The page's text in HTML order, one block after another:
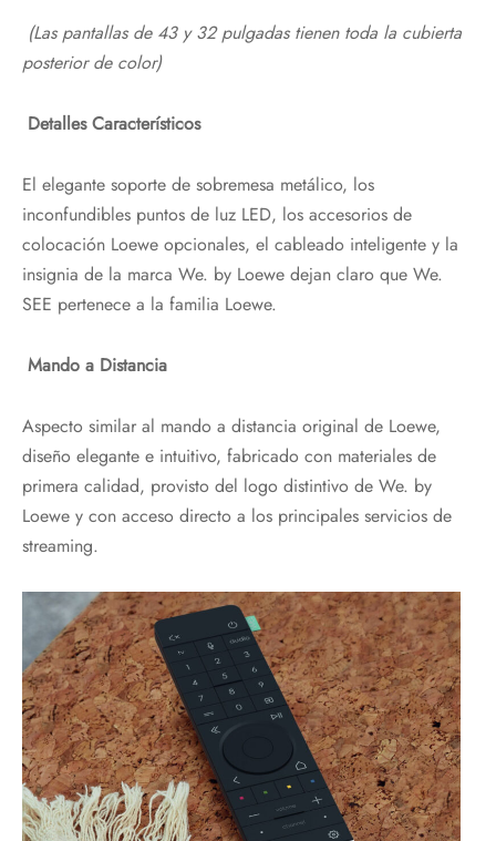
(Las pantallas de 43 y 32 pulgadas tienen toda la cubierta
posterior de color)
Detalles Característicos
El elegante soporte de sobremesa metálico, los
inconfundibles puntos de luz LED, los accesorios de
colocación Loewe opcionales, el cableado inteligente y la
insignia de la marca We. by Loewe dejan claro que We.
SEE pertenece a la familia Loewe.
Mando a Distancia
Aspecto similar al mando a distancia original de Loewe,
diseño elegante e intuitivo, fabricado con materiales de
primera calidad, provisto del logo distintivo de We. by
Loewe y con acceso directo a los principales servicios de
streaming.